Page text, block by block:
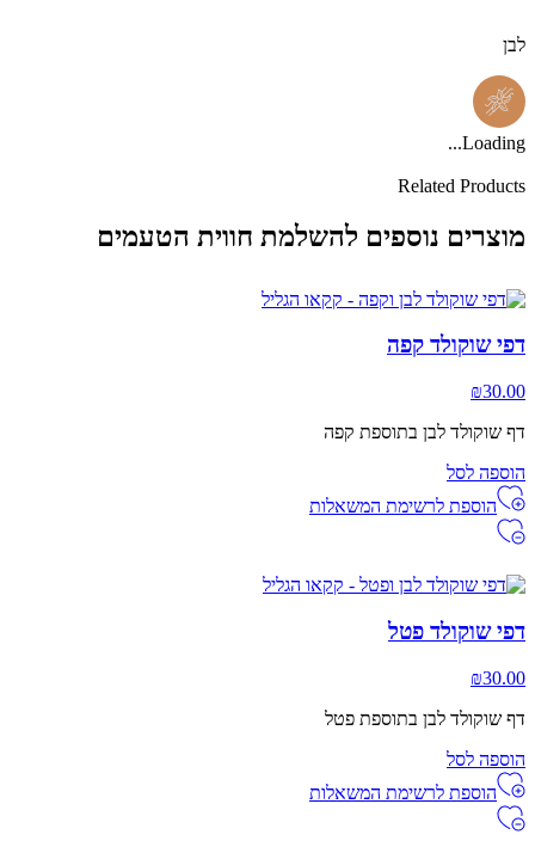
לבן
Loading...
Related Products
מוצרים נוספים להשלמת חווית הטעמים
דפי שוקולד קפה
₪30.00
דף שוקולד לבן בתוספת קפה
הוספה לסל
הוספת לרשימת המשאלות
דפי שוקולד פטל
₪30.00
דף שוקולד לבן בתוספת פטל
הוספה לסל
הוספת לרשימת המשאלות